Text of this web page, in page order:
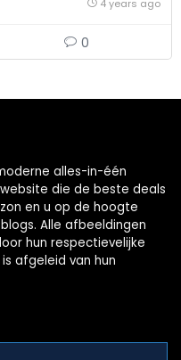
4 years ago
0
alles-in-één
die de beste deals
en u op de hoogte
Alle afbeeldingen
hun respectievelijke
afgeleid van hun